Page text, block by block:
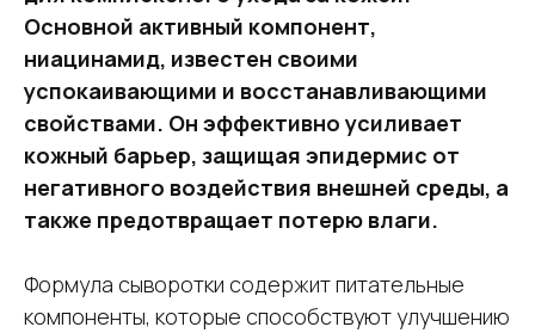
Основной активный компонент,
ниацинамид, известен своими
успокаивающими и восстанавливающими
свойствами. Он эффективно усиливает
кожный барьер, защищая эпидермис от
негативного воздействия внешней среды, а
также предотвращает потерю влаги.
Формула сыворотки содержит питательные
компоненты, которые способствуют улучшению